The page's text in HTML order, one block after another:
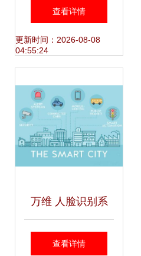
脸识别到多维身份
验证的融合应用
查看详情
更新时间：2026-08-08
04:55:24
万维 人脸识别系
统,开启了看脸的时
查看详情